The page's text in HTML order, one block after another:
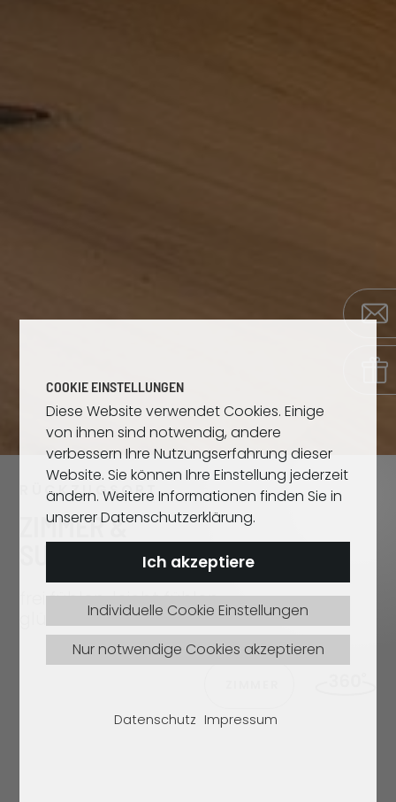
COOKIE EINSTELLUNGEN
Diese Website verwendet Cookies. Einige
von ihnen sind notwendig, andere
verbessern Ihre Nutzungserfahrung dieser
Website. Sie können Ihre Einstellung jederzeit
ändern. Weitere Informationen finden Sie in
unserer Datenschutzerklärung.
Ich akzeptiere
Individuelle Cookie Einstellungen
Nur notwendige Cookies akzeptieren
Datenschutz Impressum
RÜCKZUGSORT
ZIMMER &
frei fühlen, leicht fühlen,
glücklich sein